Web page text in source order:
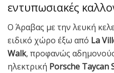
εντυπωσιακές
Ο Άραβας με την λευκή
ειδικό χώρο έξω από La
Walk, προφανώς
ηλεκτρική Porsche Taycan